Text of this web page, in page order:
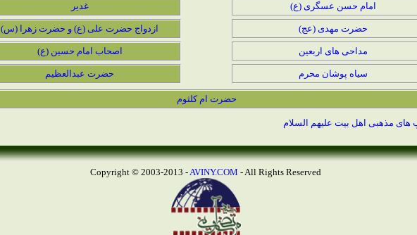
امام حسن عسگری (ع) غدیر
حضرت مهدی (عج) ازدواج حضرت علی (ع) و حضرت زهرا (س)
مداحی های اربعین اصحاب امام حسین (ع)
سیاه پوشان محرم حضرت عبدالعظیم
حضرت ام کلثوم
های مذهبی اهل بیت علیهم السلام
Copyright © 2003-2013 -
AVINY.COM - All Rights Reserved